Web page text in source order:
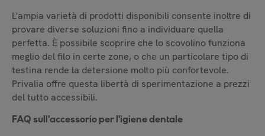
L'ampia varietà di prodotti disponibili consente inoltre di
provare diverse soluzioni fino a individuare quella
perfetta. È possibile scoprire che lo scovolino funziona
meglio del filo in certe zone, o che un particolare tipo di
testina rende la detersione molto più confortevole.
Privalia offre questa libertà di sperimentazione a prezzi
del tutto accessibili.
FAQ sull'accessorio per l'igiene dentale